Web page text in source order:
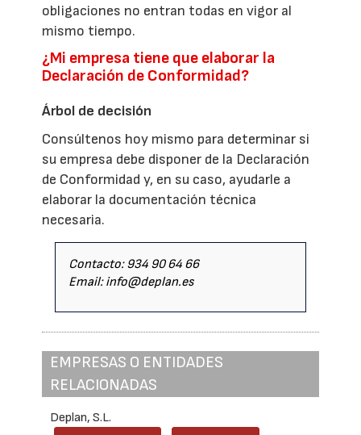
obligaciones no entran todas en vigor al
mismo tiempo.
¿Mi empresa tiene que elaborar la
Declaración de Conformidad?
Árbol de decisión
Consúltenos hoy mismo para determinar si
su empresa debe disponer de la Declaración
de Conformidad y, en su caso, ayudarle a
elaborar la documentación técnica
necesaria.
Contacto: 934 90 64 66
Email: info@deplan.es
EMPRESAS O ENTIDADES
RELACIONADAS
Deplan, S.L.